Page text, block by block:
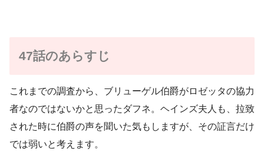
47話のあらすじ
これまでの調査から、ブリューゲル伯爵がロゼッタの協力
者なのではないかと思ったダフネ。ヘインズ夫人も、拉致
された時に伯爵の声を聞いた気もしますが、その証言だけ
では弱いと考えます。